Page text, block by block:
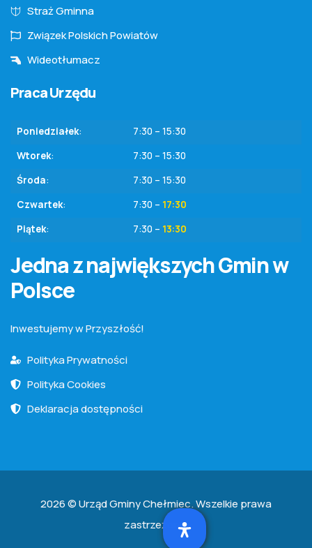
Praca Urzędu
Poniedziałek:
7:30 – 15:30
Wtorek:
7:30 – 15:30
Środa:
7:30 – 15:30
Czwartek: 7:30 – 17:30
Piątek: 7:30 – 13:30
Straż Gminna
Związek Polskich Powiatów
Wideotłumacz
Jedna z największych Gmin w
Polsce
Inwestujemy w Przyszłość!
Polityka Prywatności
Polityka Cookies
Deklaracja dostępności
2026 © Urząd Gminy Chełmiec. Wszelkie prawa
zastrzeżone.